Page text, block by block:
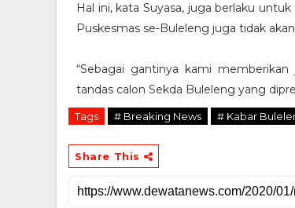
Hal ini, kata Suyasa, juga berlaku
Puskesmas se-Buleleng juga tidak
“Sebagai gantinya kami
tandas calon Sekda Buleleng yang
Tags # Breaking News # Kabar
Share This